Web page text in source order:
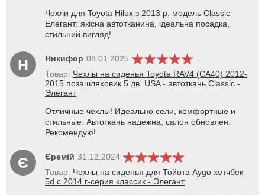
Чохли для Toyota Hilux з 2013 р. модель Classic -
Елегант: якісна автотканина, ідеальна посадка,
стильний вигляд!
Н Никифор 08.01.2025
Товар: Чехлы на сиденья Toyota RAV4 (CA40) 2012-
2015 позашляховик 5 дв. USA - автоткань Classic -
Элегант
Отличные чехлы! Идеально сели, комфортные и
стильные. Автоткань надежна, салон обновлен.
Рекомендую!
Є Єремій 31.12.2024
Товар: Чехлы на сиденья для Тойота Aygo хетчбек
5d с 2014 г-серия классик - Элегант